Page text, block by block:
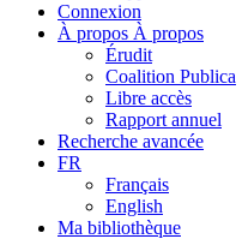
Connexion
À propos À propos
Érudit
Coalition Publica
Libre accès
Rapport annuel
Recherche avancée
FR
Français
English
Ma bibliothèque